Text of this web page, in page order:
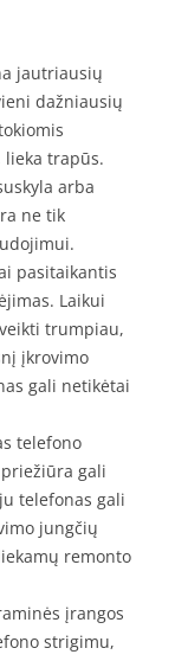
jautriausių
dažniausių
lieka trapūs.
arba
ne tik
pasitaikantis
Laikui
trumpiau,
įkrovimo
gali netikėtai
telefono
gali
telefonas gali
jungčių
remonto
įrangos
strigimu,